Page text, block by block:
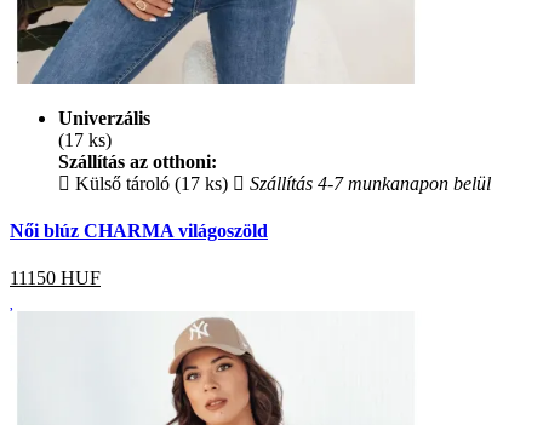
Univerzális
(17 ks)
Szállítás az otthoni:
Külső tároló (17 ks)
Szállítás 4-7 munkanapon belül
Női blúz CHARMA világoszöld
11150 HUF